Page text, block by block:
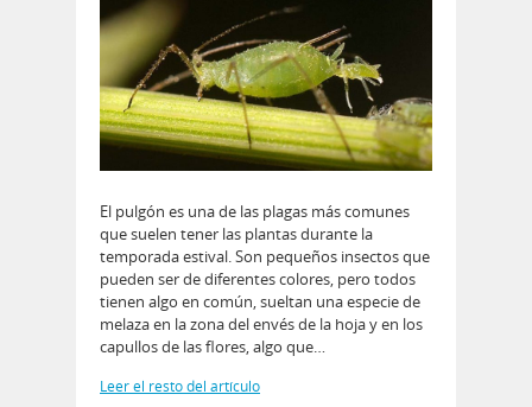
El pulgón es una de las plagas más comunes
que suelen tener las plantas durante la
temporada estival. Son pequeños insectos que
pueden ser de diferentes colores, pero todos
tienen algo en común, sueltan una especie de
melaza en la zona del envés de la hoja y en los
capullos de las flores, algo que…
Leer el resto del artículo